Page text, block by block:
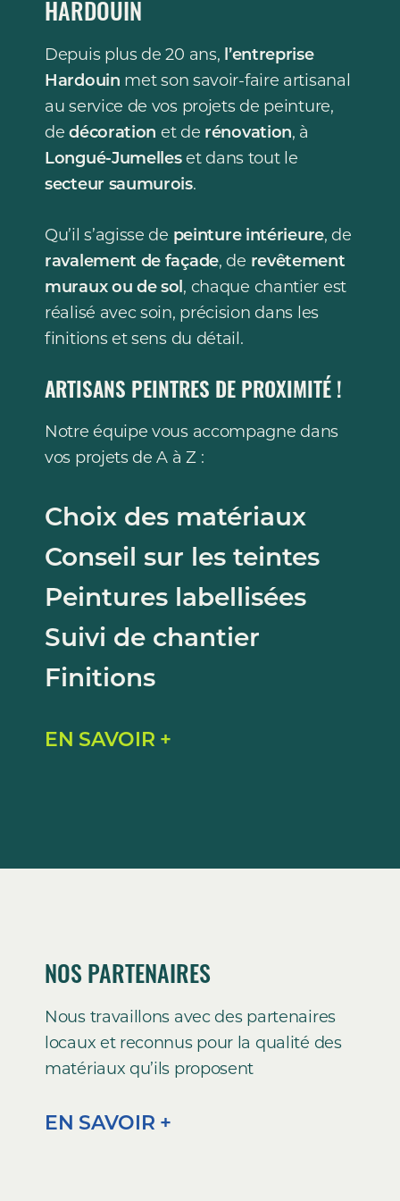
HARDOUIN
Depuis plus de 20 ans, l’entreprise
Hardouin met son savoir-faire artisanal
au service de vos projets de peinture,
dedécoration et de rénovation, à
Longué-Jumelleset dans tout le
secteur saumurois.
Qu’il s’agisse de peinture intérieure, de
ravalement de façade, de revêtement
muraux ou de sol, chaque chantier est
réalisé avec soin, précision dans les
finitions et sens du détail.
ARTISANS PEINTRES DE PROXIMITÉ !
Notre équipe vous accompagne dans
vos projets de A à Z :
Choix des matériaux
Conseil sur les teintes
Peintures labellisées
Suivi de chantier
Finitions
EN SAVOIR +
NOS PARTENAIRES
Nous travaillons avec des partenaires
locaux et reconnus pour la qualité des
matériaux qu’ils proposent
EN SAVOIR +